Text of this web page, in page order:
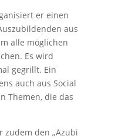
er einen
aus
alle möglichen
Es wird
gegrillt. Ein
auch aus Social
Themen, die das
zudem den „Azubi